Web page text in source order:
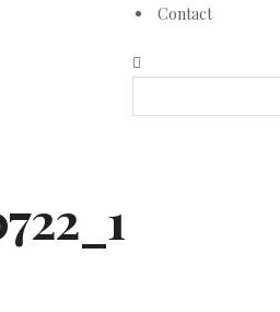
Contact